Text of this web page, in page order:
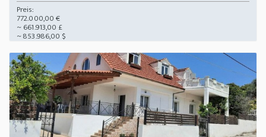
Preis:
772.000,00 €
~ 661.913,00 £
~ 853.986,00 $